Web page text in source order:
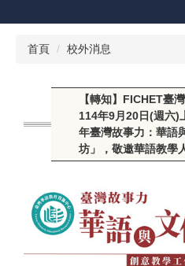
到
首頁 校外消息
【轉知】FICHET臺
114年9月20日(週六)
年臺灣故事力：華語
坊」，敬邀華語教學